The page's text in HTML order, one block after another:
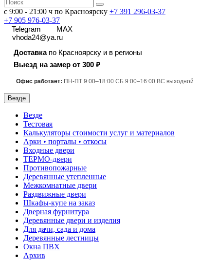
с 9:00 - 21:00 ч по Красноярску +7 391 296-03-37
+7 905 976-03-37
Telegram
MAX
vhoda24@ya.ru
Доставкапо Красноярску и в регионы
Выезд на замер от 300 ₽
Офис работает: ПН-ПТ 9:00–18:00 СБ 9:00–16:00 ВС выходной
Везде
Везде
Тестовая
Калькуляторы стоимости услуг и материалов
Арки • порталы • откосы
Входные двери
ТЕРМО-двери
Противопожарные
Деревянные утепленные
Межкомнатные двери
Раздвижные двери
Шкафы-купе на заказ
Дверная фурнитура
Деревянные двери и изделия
Для дачи, сада и дома
Деревянные лестницы
Окна ПВХ
Архив